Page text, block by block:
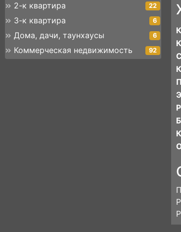
2-к квартира 22
3-к квартира 6
Дома, дачи, таунхаусы 6
Коммерческая недвижимость 92